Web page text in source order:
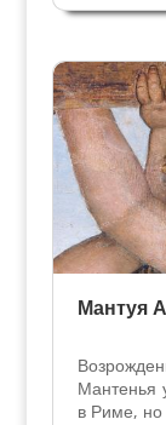
Гран
особые
Мантуя
Мантенья
в Риме,